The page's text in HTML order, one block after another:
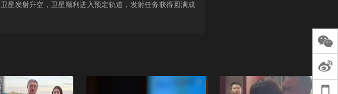
谈过去 谈谈未来
天桥艺术中心一
演出，国际项目
星发射升空，卫星顺利进入预定轨道，发射任务获得圆满成